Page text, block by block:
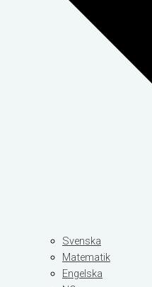
Svenska
Matematik
Engelska